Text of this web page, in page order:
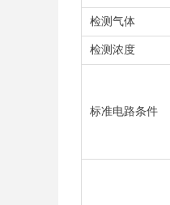
检测气体
检测浓度
标准电路条件